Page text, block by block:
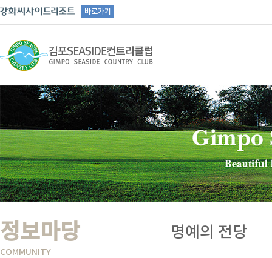
바로가기
정보마당
COMMUNITY
명예의 전당